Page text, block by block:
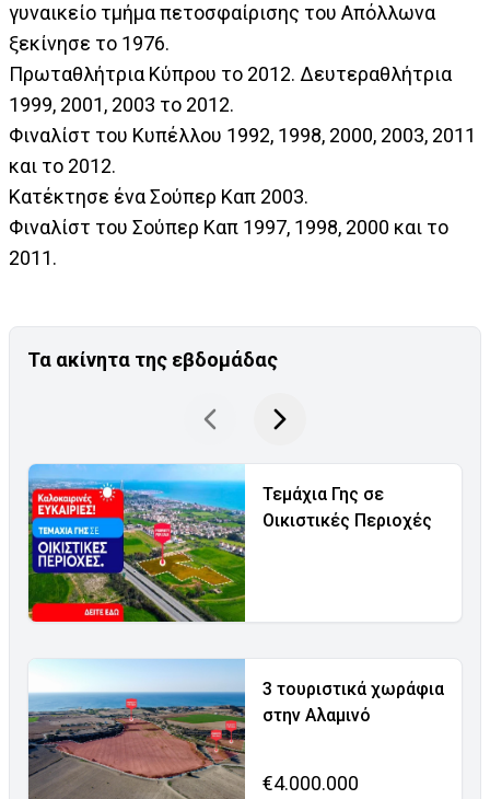
γυναικείο τμήμα πετοσφαίρισης του Απόλλωνα
ξεκίνησε το 1976.
Πρωταθλήτρια Κύπρου το 2012. Δευτεραθλήτρια
1999, 2001, 2003 το 2012.
Φιναλίστ του Κυπέλλου 1992, 1998, 2000, 2003, 2011
και το 2012.
Κατέκτησε ένα Σούπερ Καπ 2003.
Φιναλίστ του Σούπερ Καπ 1997, 1998, 2000 και το
2011.
Τα ακίνητα της εβδομάδας
Τεμάχια Γης σε
Οικιστικές Περιοχές
3 τουριστικά χωράφια
στην Αλαμινό
€4.000.000